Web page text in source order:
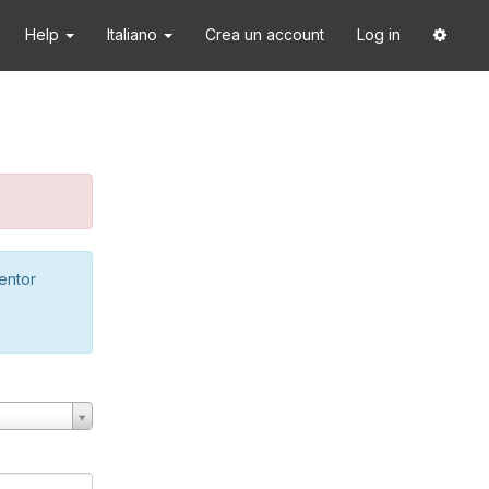
Help Italiano Crea un account Log in